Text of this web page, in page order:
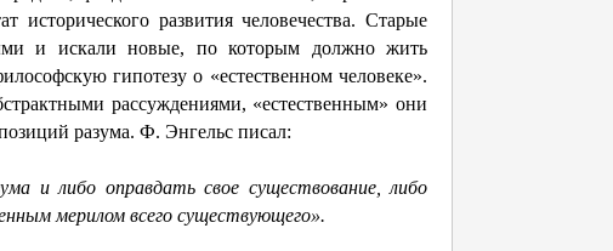
развития человечества. Старые
и искали новые, по которым должно жить
гипотезу о «естественном человеке».
рассуждениями, «естественным» они
разума. Ф. Энгельс писал:
и либо оправдать свое существование, либо
мерилом всего существующего».